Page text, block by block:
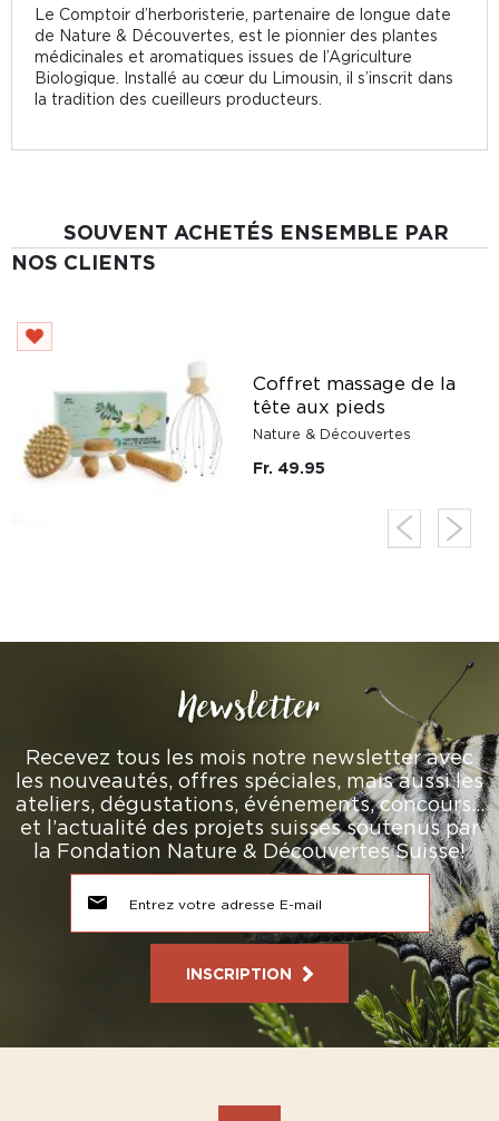
Le Comptoir d’herboristerie, partenaire de longue date
de Nature & Découvertes, est le pionnier des plantes
médicinales et aromatiques issues de l’Agriculture
Biologique. Installé au cœur du Limousin, il s’inscrit dans
la tradition des cueilleurs producteurs.
SOUVENT ACHETÉS ENSEMBLE PAR
NOS CLIENTS
Coffret massage de la
tête aux pieds
Nature & Découvertes
Fr. 49.95
Newsletter
Recevez tous les mois notre newsletter avec
les nouveautés, offres spéciales, mais aussi les
ateliers, dégustations, événements, concours…
et l’actualité des projets suisses soutenus par
la Fondation Nature & Découvertes Suisse!
INSCRIPTION